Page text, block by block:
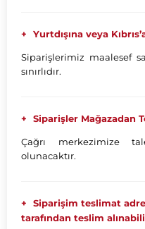
Yurtdışına veya
Siparişlerimiz maalesef
sınırlıdır.
Siparişler Mağazadan
Çağrı merkezimize
olunacaktır.
Siparişim teslimat
tarafından teslim